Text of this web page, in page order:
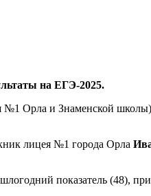
на ЕГЭ-2025.
№1 Орла и Знаменской
лицея №1 города Орла
показатель (48),